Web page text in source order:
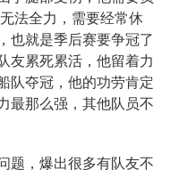
法全力，需要经常休
也就是季后赛要争冠了
友累死累活，他留着力
队夺冠，他的功劳肯定
最那么强，其他队员不
题，爆出很多有队友不